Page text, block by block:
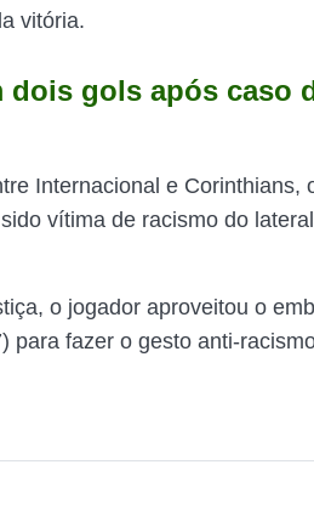
vitória.
dois gols após caso
Internacional e Corinthians,
vítima de racismo do
o jogador aproveitou o
para fazer o gesto anti-